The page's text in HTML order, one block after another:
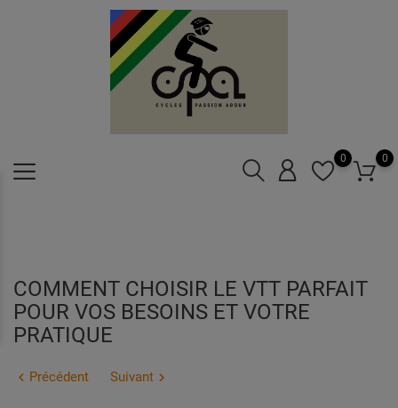
0
0
COMMENT CHOISIR LE VTT PARFAIT
POUR VOS BESOINS ET VOTRE
PRATIQUE
 Précédent Suivant 